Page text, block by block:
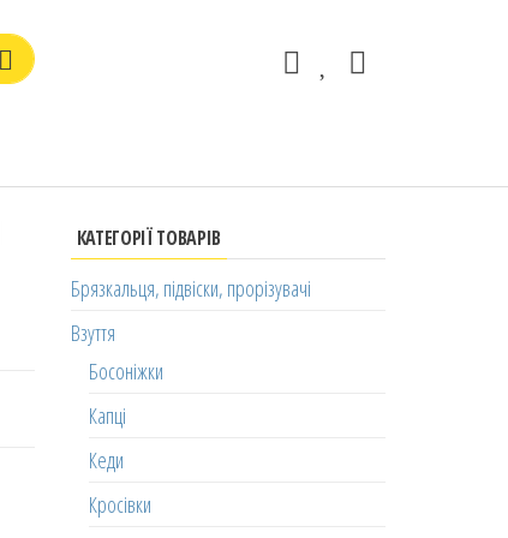
КАТЕГОРІЇ ТОВАРІВ
Брязкальця, підвіски, прорізувачі
Взуття
Босоніжки
Капці
Кеди
Кросівки